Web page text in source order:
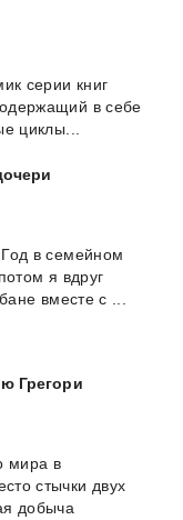
серии книг
в себе
циклы...
Год в семейном
потом я вдруг
бане вместе с
Грегори
мира в
стычки двух
добыча